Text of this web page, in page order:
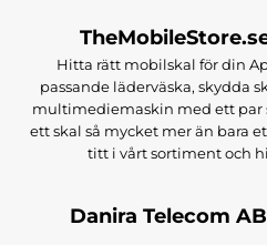
Hitta rätt mobilskal för din
passande läderväska, skydda
multimediemaskin med ett par
ett skal så mycket mer än bara
titt i vårt sortiment och
Danira Telecom